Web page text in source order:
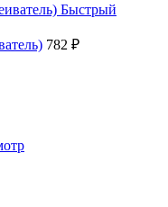
Быстрый
782 ₽